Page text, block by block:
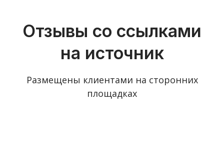
Отзывы со ссылками
на источник
Размещены клиентами на сторонних
площадках